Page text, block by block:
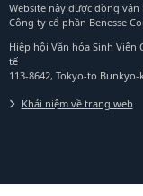
Website này được đồng vận
Công ty cổ phần Benesse
Hiệp hội Văn hóa Sinh Viên
tế
113-8642, Tokyo-to
Khái niệm về trang web